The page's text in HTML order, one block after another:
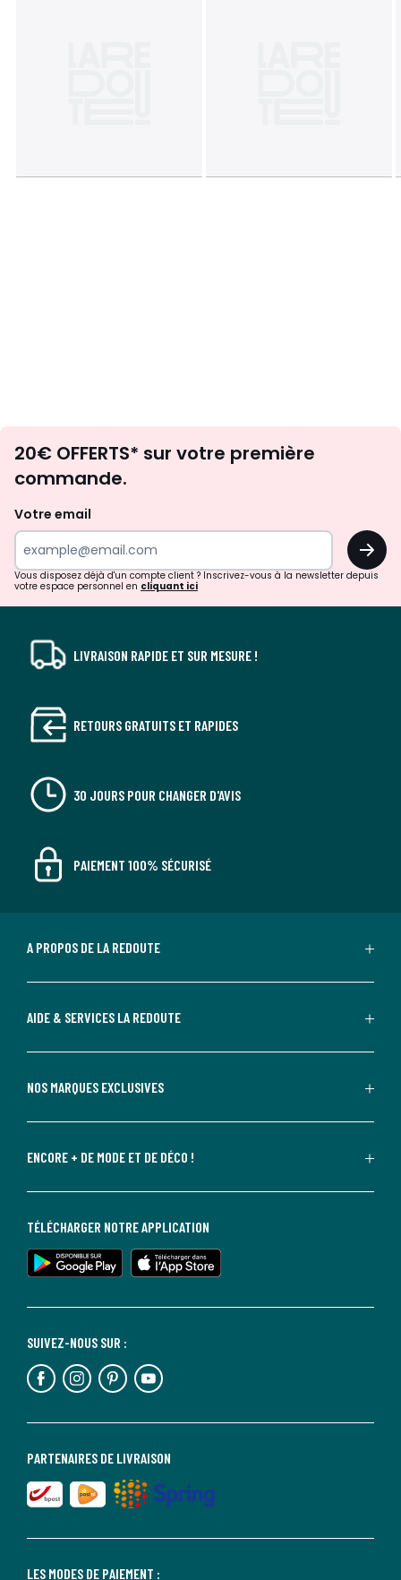
d'inspirations
surprises?
20€ OFFERTS* sur votre première
commande.
Votre email
OK
Vous disposez déjà d'un compte client ? Inscrivez-vous à la newsletter depuis
votre espace personnel en cliquant ici
LIVRAISON RAPIDE ET SUR MESURE !
RETOURS GRATUITS ET RAPIDES
30 JOURS POUR CHANGER D'AVIS
PAIEMENT 100% SÉCURISÉ
A PROPOS DE LA REDOUTE
AIDE & SERVICES LA REDOUTE
NOS MARQUES EXCLUSIVES
ENCORE + DE MODE ET DE DÉCO !
LES MODES DE PAIEMENT :
PARTENAIRES DE LIVRAISON
SUIVEZ-NOUS SUR :
TÉLÉCHARGER NOTRE APPLICATION